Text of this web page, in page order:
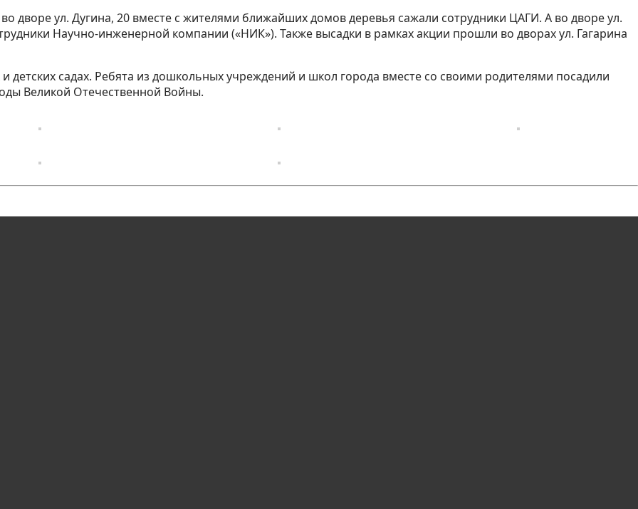
дворе ул. Дугина, 20 вместе с жителями ближайших домов деревья сажали сотрудники ЦАГИ. А во дворе ул.
Научно-инженерной компании («НИК»). Также высадки в рамках акции прошли во дворах ул. Гагарина
детских садах. Ребята из дошкольных учреждений и школ города вместе со своими родителями посадили
Великой Отечественной Войны.